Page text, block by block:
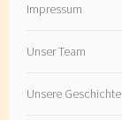
Impressum
Unser Team
Unsere Geschichte